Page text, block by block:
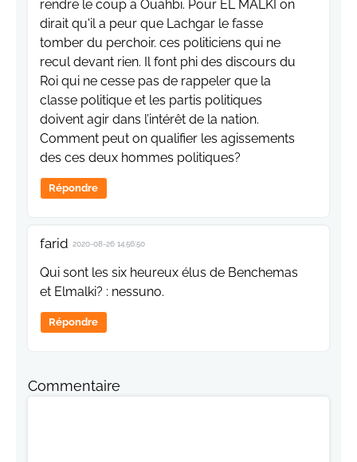
rendre le coup a Ouahbi. Pour EL MALKI on
dirait qu'il a peur que Lachgar le fasse
tomber du perchoir. ces politiciens qui ne
recul devant rien. Il font phi des discours du
Roi qui ne cesse pas de rappeler que la
classe politique et les partis politiques
doivent agir dans l’intérêt de la nation.
Comment peut on qualifier les agissements
des ces deux hommes politiques?
Répondre
farid 2020-08-26 14:56:50
Qui sont les six heureux élus de Benchemas
et Elmalki? : nessuno.
Répondre
Commentaire